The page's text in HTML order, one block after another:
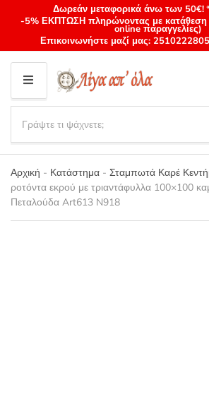
Δωρεάν μεταφορικά άνω των 50€!
-5% ΕΚΠΤΩΣΗ πληρώνοντας με κατάθεση
online παραγγελίες)
Επικοινωνήστε μαζί μας: 2510222805
M
E
N
U
Category
name
a
r
c
h
p
r
Αρχική - Κατάστημα - Σταμπωτά Καρέ
ροτόντα εκρού με τριαντάφυλλα 100×100
Πεταλούδα Art613 N918